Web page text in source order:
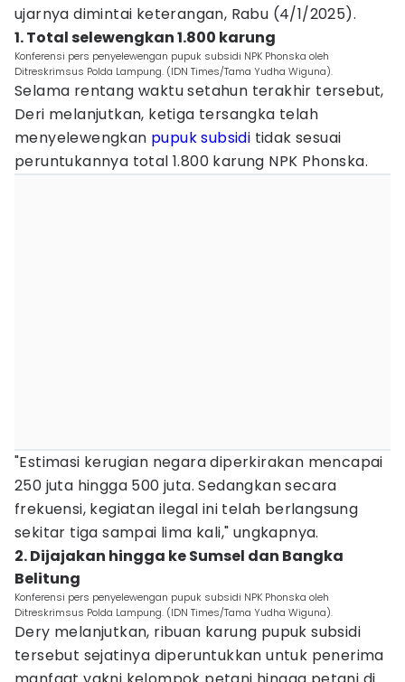
ujarnya dimintai keterangan, Rabu (4/1/2025).
1. Total selewengkan 1.800 karung
Konferensi pers penyelewengan pupuk subsidi NPK Phonska oleh
Ditreskrimsus Polda Lampung. (IDN Times/Tama Yudha Wiguna).
Selama rentang waktu setahun terakhir tersebut,
Deri melanjutkan, ketiga tersangka telah
menyelewengkan pupuk subsidi tidak sesuai
peruntukannya total 1.800 karung NPK Phonska.
"Estimasi kerugian negara diperkirakan mencapai
250 juta hingga 500 juta. Sedangkan secara
frekuensi, kegiatan ilegal ini telah berlangsung
sekitar tiga sampai lima kali," ungkapnya.
2. Dijajakan hingga ke Sumsel dan Bangka
Belitung
Konferensi pers penyelewengan pupuk subsidi NPK Phonska oleh
Ditreskrimsus Polda Lampung. (IDN Times/Tama Yudha Wiguna).
Dery melanjutkan, ribuan karung pupuk subsidi
tersebut sejatinya diperuntukkan untuk penerima